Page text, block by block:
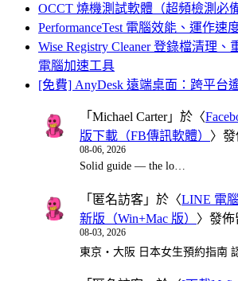
OCCT 燒機測試軟體（超頻檢測必
PerformanceTest 電腦效能、運作速
Wise Registry Cleaner 登錄檔清理、
電腦加速工具
[免費] AnyDesk 遠端桌面：跨平台
「 Michael Carter」於〈
版下載（FB傳訊軟體） 〉
08-06, 2026
Solid guide — the lo…
「 匿名訪客 」於〈LINE 電
新版（Win+Mac 版） 〉發佈
08-03, 2026
東京・大阪 日本女生預約指南